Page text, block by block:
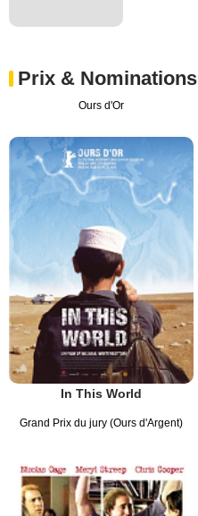
Prix & Nominations
Ours d'Or
In This World
Grand Prix du jury (Ours d'Argent)